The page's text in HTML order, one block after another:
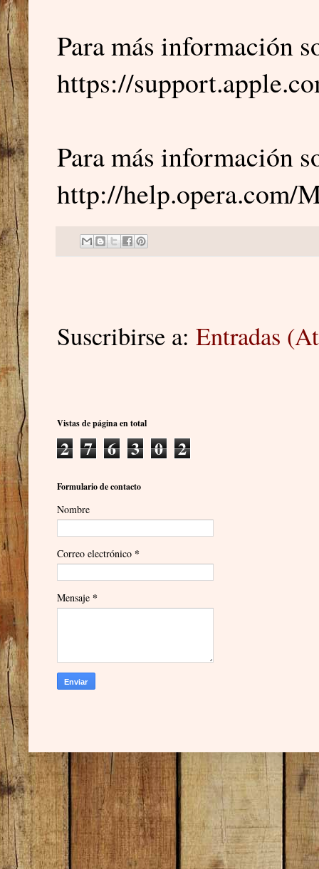
Para más información
https://
Para más información
http://help.opera.com/
Suscribirse a: Entradas
Vistas de página en total
2 7 6 3 0 2
Formulario de contacto
Nombre
Correo electrónico *
Mensaje *